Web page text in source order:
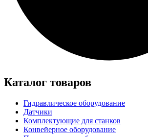
Каталог товаров
Гидравлическое оборудование
Датчики
Комплектующие для станков
Конвейерное оборудование